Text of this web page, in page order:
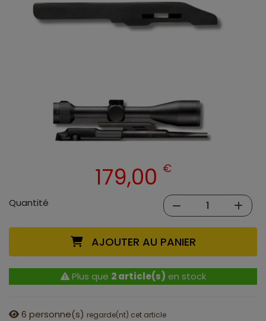
179,00 €
Quantité
AJOUTER AU PANIER
Plus que 2 article(s) en stock
6 personne(s) regarde(nt) cet article